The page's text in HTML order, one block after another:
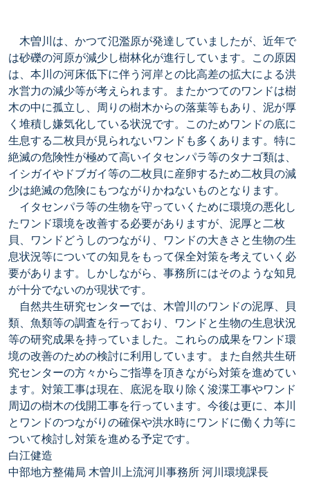
木曽川は、かつて氾濫原が発達していましたが、近年で
は砂礫の河原が減少し樹林化が進行しています。この原因
は、本川の河床低下に伴う河岸との比高差の拡大による洪
水営力の減少等が考えられます。またかつてのワンドは樹
木の中に孤立し、周りの樹木からの落葉等もあり、泥が厚
く堆積し嫌気化している状況です。このためワンドの底に
生息する二枚貝が見られないワンドも多くあります。特に
絶滅の危険性が極めて高いイタセンパラ等のタナゴ類は、
イシガイやドブガイ等の二枚貝に産卵するため二枚貝の減
少は絶滅の危険にもつながりかねないものとなります。
イタセンパラ等の生物を守っていくために環境の悪化し
たワンド環境を改善する必要がありますが、泥厚と二枚
貝、ワンドどうしのつながり、ワンドの大きさと生物の生
息状況等についての知見をもって保全対策を考えていく必
要があります。しかしながら、事務所にはそのような知見
が十分でないのが現状です。
自然共生研究センターでは、木曽川のワンドの泥厚、貝
類、魚類等の調査を行っており、ワンドと生物の生息状況
等の研究成果を持っていました。これらの成果をワンド環
境の改善のための検討に利用しています。また自然共生研
究センターの方々からご指導を頂きながら対策を進めてい
ます。対策工事は現在、底泥を取り除く浚渫工事やワンド
周辺の樹木の伐開工事を行っています。今後は更に、本川
とワンドのつながりの確保や洪水時にワンドに働く力等に
ついて検討し対策を進める予定です。
白江健造
中部地方整備局 木曽川上流河川事務所 河川環境課長